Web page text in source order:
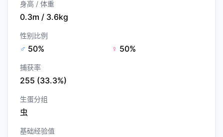
身高 / 体重
0.3m / 3.6kg
性别比例
♂ 50% ♀ 50%
捕获率
255 (33.3%)
生蛋分组
虫
基础经验值